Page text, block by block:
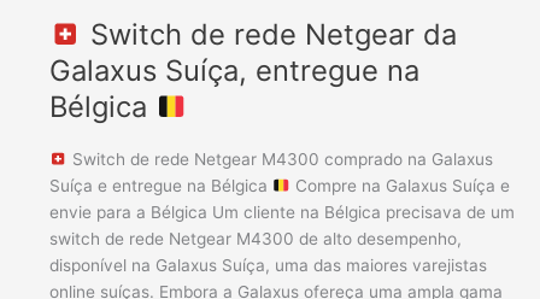
Switch de rede Netgear da
Galaxus Suíça, entregue na
Bélgica
Switch de rede Netgear M4300 comprado na Galaxus
Suíça e entregue na Bélgica
Compre na Galaxus Suíça e
envie para a Bélgica Um cliente na Bélgica precisava de um
switch de rede Netgear M4300 de alto desempenho,
disponível na Galaxus Suíça, uma das maiores varejistas
online suíças. Embora a Galaxus ofereça uma ampla gama